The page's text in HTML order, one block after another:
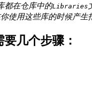
都在仓库中的Libraries
使用这些库的时候产生
几个步骤：